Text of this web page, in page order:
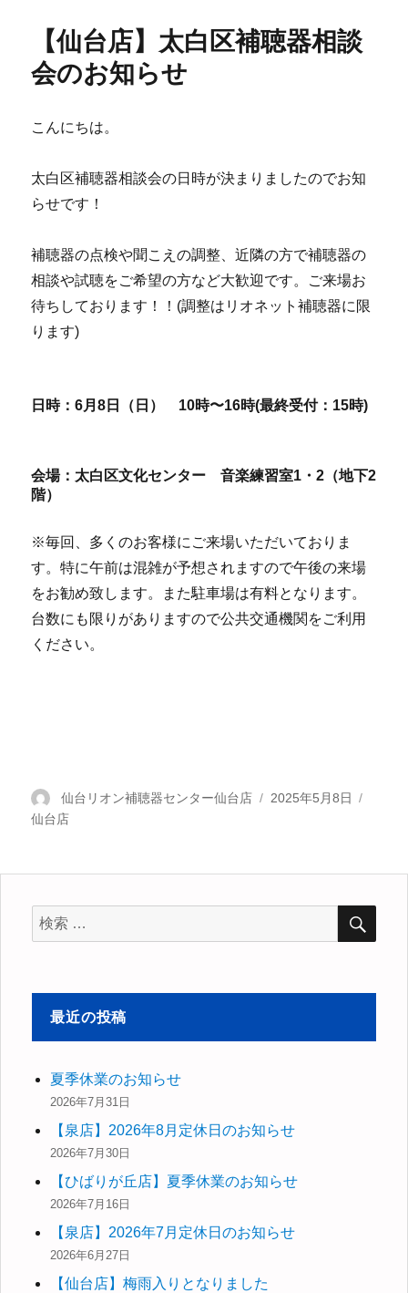
【仙台店】太白区補聴器相談
会のお知らせ
こんにちは。
太白区補聴器相談会の日時が決まりましたのでお知
らせです！
補聴器の点検や聞こえの調整、近隣の方で補聴器の
相談や試聴をご希望の方など大歓迎です。ご来場お
待ちしております！！(調整はリオネット補聴器に限
ります)
日時：6月8日（日） 10時〜16時(最終受付：15時)
会場：太白区文化センター 音楽練習室1・2（地下2
階）
※毎回、多くのお客様にご来場いただいておりま
す。特に午前は混雑が予想されますので午後の来場
をお勧め致します。また駐車場は有料となります。
台数にも限りがありますので公共交通機関をご利用
ください。
投
稿
仙台リオン補聴器センター仙台店
投
2025年5月8日
仙台店
検
索
象:
最近の投稿
夏季休業のお知らせ
2026年7月31日
【泉店】2026年8月定休日のお知らせ
2026年7月30日
【ひばりが丘店】夏季休業のお知らせ
2026年7月16日
【泉店】2026年7月定休日のお知らせ
2026年6月27日
【仙台店】梅雨入りとなりました